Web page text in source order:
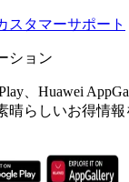
スタマーサポート
ション
、Huawei
晴らしいお得情